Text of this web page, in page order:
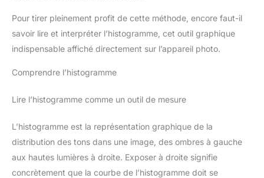
Pour tirer pleinement profit de cette méthode, encore faut-il
savoir lire et interpréter l’histogramme, cet outil graphique
indispensable affiché directement sur l’appareil photo.
Comprendre l’histogramme
Lire l’histogramme comme un outil de mesure
L’histogramme est la représentation graphique de la
distribution des tons dans une image, des ombres à gauche
aux hautes lumières à droite. Exposer à droite signifie
concrètement que la courbe de l’histogramme doit se